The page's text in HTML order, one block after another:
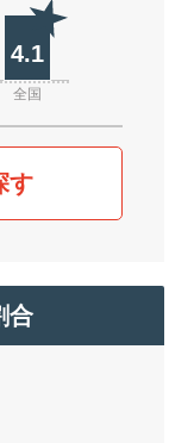
4.1
全国
す
合